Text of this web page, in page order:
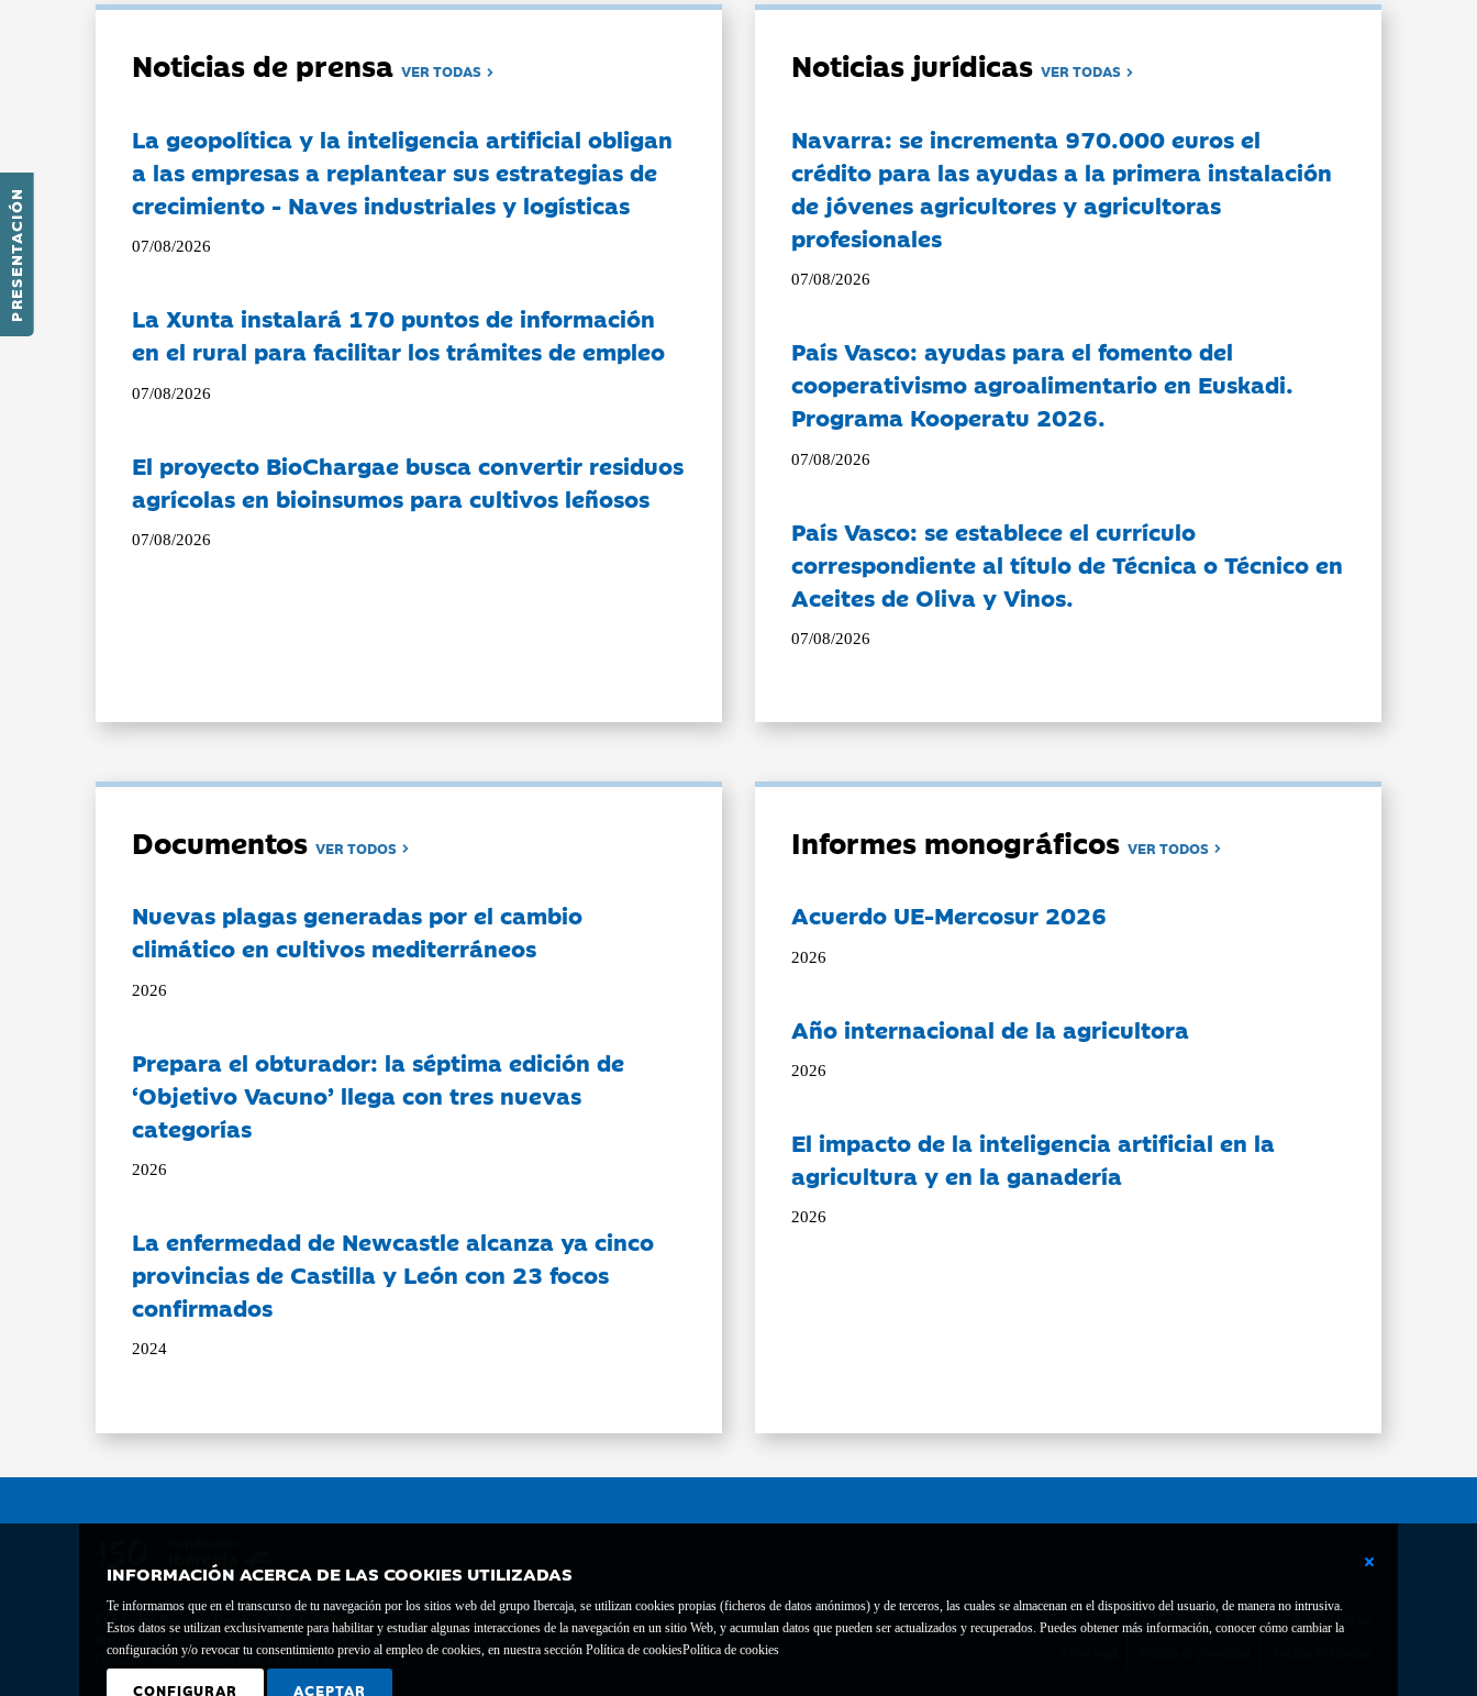
PRESENTACIÓN
INFORMACIÓN ACERCA DE LAS COOKIES UTILIZADAS
Te informamos que en el transcurso de tu navegación por los sitios web del grupo Ibercaja, se utilizan cookies propias (ficheros de datos anónimos) y de terceros, las cuales se almacenan en el dispositivo del usuario, de manera no intrusiva.
Estos datos se utilizan exclusivamente para habilitar y estudiar algunas interacciones de la navegación en un sitio Web, y acumulan datos que pueden ser actualizados y recuperados. Puedes obtener más información, conocer cómo cambiar la
configuración y/o revocar tu consentimiento previo al empleo de cookies, en nuestra sección Política de cookiesPolítica de cookies
CONFIGURAR ACEPTAR
Noticias de prensaVER TODAS
La geopolítica y la inteligencia artificial obligan
a las empresas a replantear sus estrategias de
crecimiento - Naves industriales y logísticas
07/08/2026
La Xunta instalará 170 puntos de información
en el rural para facilitar los trámites de empleo
07/08/2026
El proyecto BioChargae busca convertir residuos
agrícolas en bioinsumos para cultivos leñosos
07/08/2026
Noticias jurídicasVER TODAS
Navarra: se incrementa 970.000 euros el
crédito para las ayudas a la primera instalación
de jóvenes agricultores y agricultoras
profesionales
07/08/2026
País Vasco: ayudas para el fomento del
cooperativismo agroalimentario en Euskadi.
Programa Kooperatu 2026.
07/08/2026
País Vasco: se establece el currículo
correspondiente al título de Técnica o Técnico en
Aceites de Oliva y Vinos.
07/08/2026
DocumentosVER TODOS
Nuevas plagas generadas por el cambio
climático en cultivos mediterráneos
2026
Prepara el obturador: la séptima edición de
‘Objetivo Vacuno’ llega con tres nuevas
categorías
2026
La enfermedad de Newcastle alcanza ya cinco
provincias de Castilla y León con 23 focos
confirmados
2024
Informes monográficosVER TODOS
Acuerdo UE-Mercosur 2026
2026
Año internacional de la agricultora
2026
El impacto de la inteligencia artificial en la
agricultura y en la ganadería
2026
Fundación Bancaria Ibercaja C.I.F. G-50000652.
Inscrita en el Registro de Fundaciones del Mº de Educación, Cultura y Deporte con el nº 1689.
Domicilio social: Joaquín Costa, 13. 50001 Zaragoza.
Contacto Declaración de accesibilidad